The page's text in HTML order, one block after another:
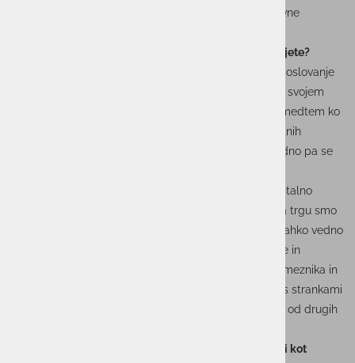
skupine, s kolegico Tjašo Peroša pa vodiva korporativne
Vaša vizija je optimalno poslovanje. Kako jo uresničujete?
Na operativni ravni smo osredotočeni na optimalno poslovanje
naših strank. Prizadevamo si za to, da nas stranke pri svojem
poslovanju čim manj »čutijo«. Da za nas »ne vedo«, medtem ko
poslujejo, in da za njih proaktivno skrbimo ob morebitnih
motnjah v poslovanju, še preden to sami zaznajo. Vedno pa se
Tudi sami se trudimo za optimalno poslovanje, zato stalno
prilagajamo sebe in svoje procese. Za razlikovanje na trgu smo
zapriseženi kakovosti, odličnost pa je vrlina, da smo lahko vedno
še boljši v tem, kar počnemo. Ker so naš posel rešitve in
storitve, lahko to dosegamo le z rastjo vsakega posameznika in
dobro organiziranostjo. Ko rastemo in delimo znanje s strankami
in okoljem, v katerem delujemo, se s tem razlikujemo od drugih
Kaj vidite kot največjo prednost v sodelovanju z vami kot